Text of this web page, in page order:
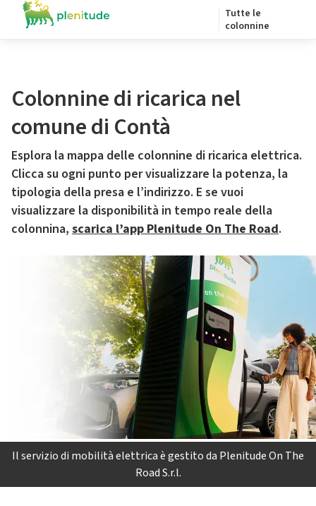
Tutte le
colonnine
Colonnine di ricarica nel
comune di Contà
Esplora la mappa delle colonnine di ricarica elettrica.
Clicca su ogni punto per visualizzare la potenza, la
tipologia della presa e l’indirizzo. E se vuoi
visualizzare la disponibilità in tempo reale della
colonnina, scarica l’app Plenitude On The Road.
Il servizio di mobilità elettrica è gestito da Plenitude On The
Road S.r.l.